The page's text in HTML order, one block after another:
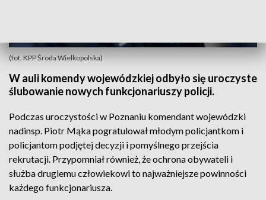
(fot. KPP Środa Wielkopolska)
W auli komendy wojewódzkiej odbyło się uroczyste
ślubowanie nowych funkcjonariuszy policji.
Podczas uroczystości w Poznaniu komendant wojewódzki
nadinsp. Piotr Mąka pogratulował młodym policjantkom i
policjantom podjętej decyzji i pomyślnego przejścia
rekrutacji. Przypomniał również, że ochrona obywateli i
służba drugiemu człowiekowi to najważniejsze powinności
każdego funkcjonariusza.